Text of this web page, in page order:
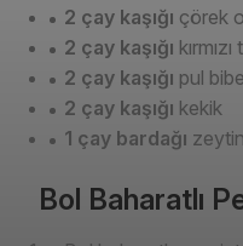
2 çay kaşığı çörek
2 çay kaşığı
2 çay kaşığı pul
2 çay kaşığı kekik
1 çay bardağı
Bol Baharatlı